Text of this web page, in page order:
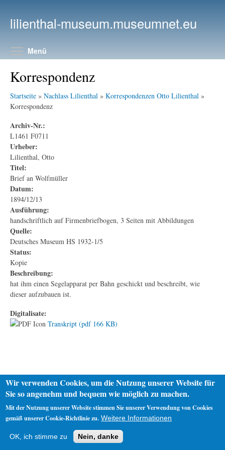
lilienthal-museum.museumnet.eu
Menü
Korrespondenz
Startseite » Nachlass Lilienthal » Korrespondenzen Otto Lilienthal »
Korrespondenz
Archiv-Nr.:
L1461 F0711
Urheber:
Lilienthal, Otto
Titel:
Brief an Wolfmüller
Datum:
1894/12/13
Ausführung:
handschriftlich auf Firmenbriefbogen, 3 Seiten mit Abbildungen
Quelle:
Deutsches Museum HS 1932-1/5
Status:
Kopie
Beschreibung:
hat ihm einen Segelapparat per Bahn geschickt und beschreibt, wie
dieser aufzubauen ist.
Digitalisate:
Transkript (pdf 166 KB)
Impressum
Wir verwenden Cookies, um die Nutzung unserer Website für
Sie so angenehm und bequem wie möglich zu machen.
Mit der Nutzung unserer Website stimmen Sie unserer Verwendung von Cookies
gemäß unserer Cookie-Richtlinie zu. Weitere Informationen
OK, ich stimme zu Nein, danke